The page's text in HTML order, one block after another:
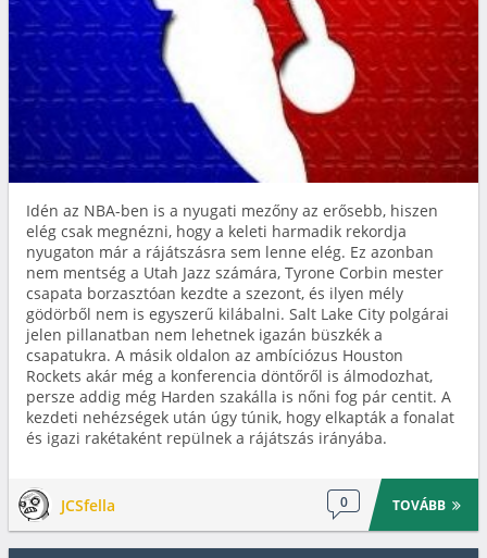
Idén az NBA-ben is a nyugati mezőny az erősebb, hiszen
elég csak megnézni, hogy a keleti harmadik rekordja
nyugaton már a rájátszásra sem lenne elég. Ez azonban
nem mentség a Utah Jazz számára, Tyrone Corbin mester
csapata borzasztóan kezdte a szezont, és ilyen mély
gödörből nem is egyszerű kilábalni. Salt Lake City polgárai
jelen pillanatban nem lehetnek igazán büszkék a
csapatukra. A másik oldalon az ambíciózus Houston
Rockets akár még a konferencia döntőről is álmodozhat,
persze addig még Harden szakálla is nőni fog pár centit. A
kezdeti nehézségek után úgy túnik, hogy elkapták a fonalat
és igazi rakétaként repülnek a rájátszás irányába.
JCSfella 0 TOVÁBB